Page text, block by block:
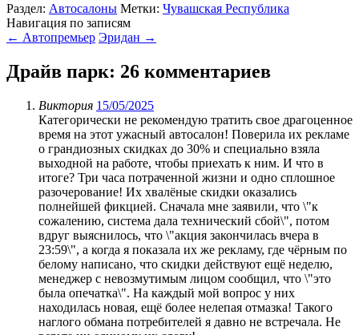
Раздел: Автосалоны Метки: Чувашская Республика
Навигация по записям
← Автопремьер Эридан →
Драйв парк: 26 комментариев
Виктория 15/05/2025
Категорически не рекомендую тратить свое драгоценное
время на этот ужасный автосалон! Поверила их рекламе
о грандиозных скидках до 30% и специально взяла
выходной на работе, чтобы приехать к ним. И что в
итоге? Три часа потраченной жизни и одно сплошное
разочерование! Их хвалёные скидки оказались
полнейшей фикцией. Сначала мне заявили, что \"к
сожалению, система дала технический сбой\", потом
вдруг выяснилось, что \"акция закончилась вчера в
23:59\", а когда я показала их же рекламу, где чёрным по
белому написано, что скидки действуют ещё неделю,
менеджер с невозмутимым лицом сообщил, что \"это
была опечатка\". На каждый мой вопрос у них
находилась новая, ещё более нелепая отмазка! Такого
наглого обмана потребителей я давно не встречала. Не